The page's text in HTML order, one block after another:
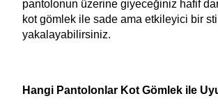
pantolonun üzerine giyeceğiniz hafif
kot gömlek ile sade ama etkileyici bir stil
yakalayabilirsiniz.
Hangi Pantolonlar Kot Gömlek ile